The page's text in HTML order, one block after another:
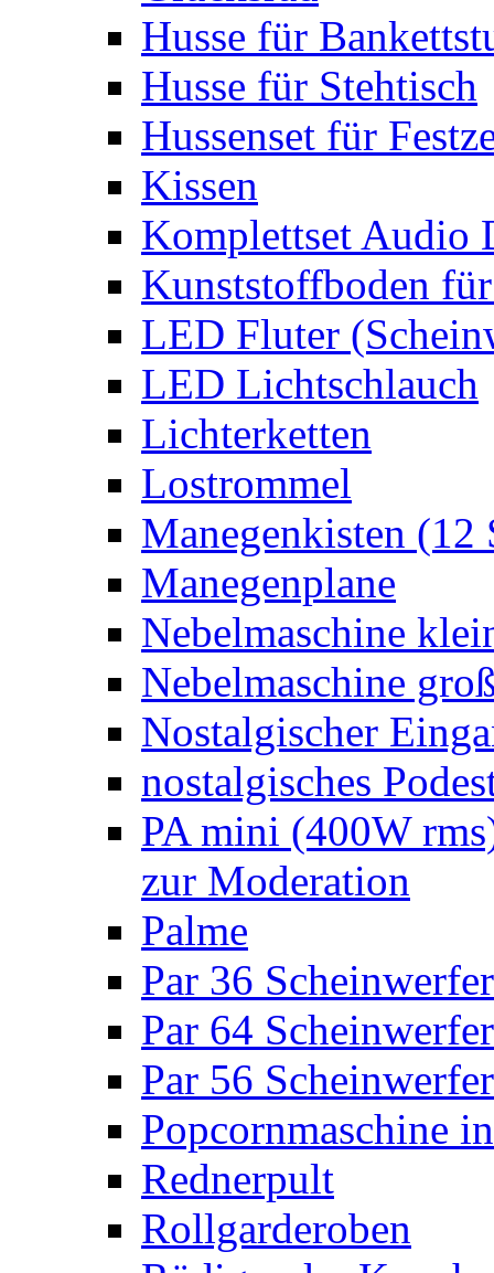
Husse für
Husse für Stehtisch
Hussenset für
Kissen
Komplettset Audio
Kunststoffboden
LED Fluter
LED Lichtschlauch
Lichterketten
Lostrommel
Manegenkisten (12
Manegenplane
Nebelmaschine
Nebelmaschine
Nostalgischer
nostalgisches
PA mini (400W
zur Moderation
Palme
Par 36 Scheinwerfer
Par 64 Scheinwerfer
Par 56 Scheinwerfer
Popcornmaschine
Rednerpult
Rollgarderoben